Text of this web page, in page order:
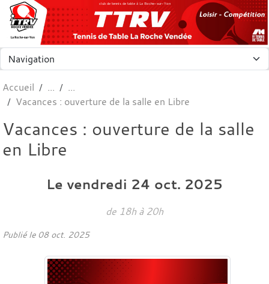
club de tennis de table à La Roche-sur-Yon
Accueil
Vacances : ouverture de la salle en Libre
Vacances : ouverture de la salle
en Libre
Le vendredi 24 oct. 2025
de 18h à 20h
Publié le 08 oct. 2025
Panneau de gestion des cookies